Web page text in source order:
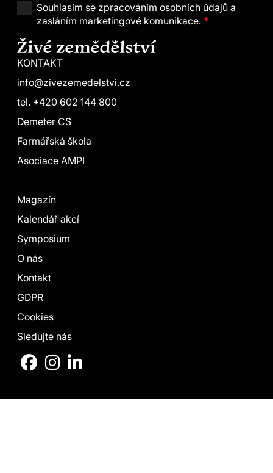
KONTAKT
info@zivezemedelstvi.cz
tel. +420 602 144 800
Demeter CS
Farmářská škola
Asociace AMPI
Magazín
Kalendář akcí
Symposium
O nás
Kontakt
GDPR
Cookies
Sledujte nás
Souhlasím se zpracováním osobních údajů a
zasláním marketingové komunikace. *